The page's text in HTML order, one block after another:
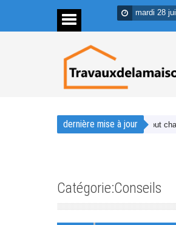
mardi 28
dernière mise à jour
créer une déco chaleureuse sans tout
Catégorie:Conseils